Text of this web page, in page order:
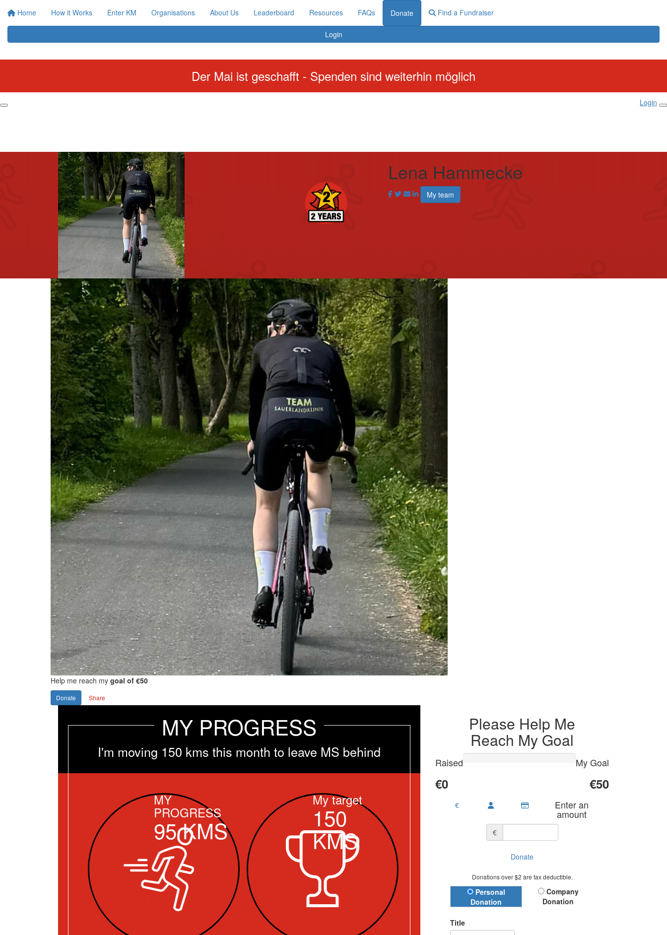
Home How it Works Enter KM Organisations About Us Leaderboard Resources FAQs Donate Find a Fundraiser
Login
Der Mai ist geschafft - Spenden sind weiterhin möglich
Login
Lena Hammecke
My team
Help me reach my goal of €50
Donate Share
Please Help Me
Reach My Goal
Raised
€0
My Goal
€50
€ Enter an
amount
€
Donate
Donations over $2 are tax deductible.
Donation Type
Personal
Donation
Company
Donation
Title
MY PROGRESS
I'm moving 150 kms this month to leave MS behind
MY
PROGRESS
95KMS
My target
150
KMS